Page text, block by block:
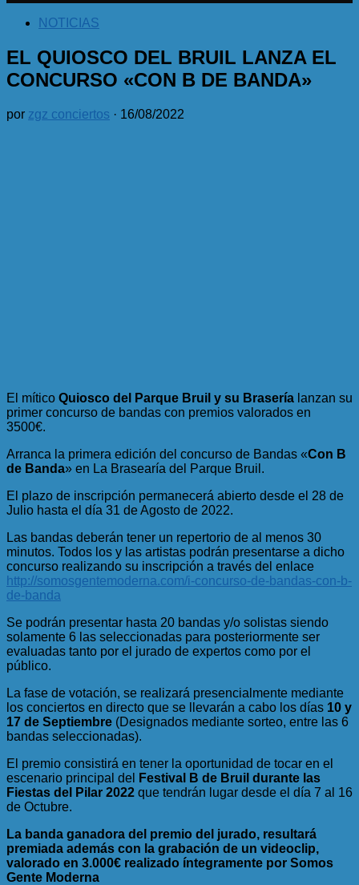
NOTICIAS
EL QUIOSCO DEL BRUIL LANZA EL
CONCURSO «CON B DE BANDA»
por zgz conciertos · 16/08/2022
El mítico Quiosco del Parque Bruil y su Brasería lanzan su
primer concurso de bandas con premios valorados en
3500€.
Arranca la primera edición del concurso de Bandas «Con B
de Banda» en La Brasearía del Parque Bruil.
El plazo de inscripción permanecerá abierto desde el 28 de
Julio hasta el día 31 de Agosto de 2022.
Las bandas deberán tener un repertorio de al menos 30
minutos. Todos los y las artistas podrán presentarse a dicho
concurso realizando su inscripción a través del enlace
http://somosgentemoderna.com/i-concurso-de-bandas-con-b-
de-banda
Se podrán presentar hasta 20 bandas y/o solistas siendo
solamente 6 las seleccionadas para posteriormente ser
evaluadas tanto por el jurado de expertos como por el
público.
La fase de votación, se realizará presencialmente mediante
los conciertos en directo que se llevarán a cabo los días 10 y
17 de Septiembre (Designados mediante sorteo, entre las 6
bandas seleccionadas).
El premio consistirá en tener la oportunidad de tocar en el
escenario principal del
Festival B de Bruil durante las
Fiestas del Pilar 2022 que tendrán lugar desde el día 7 al 16
de Octubre.
La banda ganadora del premio del jurado, resultará
premiada además con la grabación de un videoclip,
valorado en 3.000€ realizado íntegramente por Somos
Gente Moderna